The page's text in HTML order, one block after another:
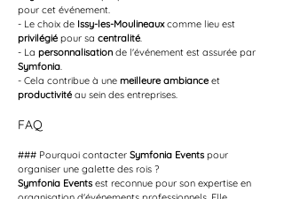
pour cet événement.
- Le choix de Issy-les-Moulineaux comme lieu est
privilégié pour sa centralité.
- La personnalisation de l'événement est assurée par
Symfonia.
- Cela contribue à une meilleure ambiance et
productivité au sein des entreprises.
FAQ
### Pourquoi contacter Symfonia Events pour
organiser une galette des rois ?
Symfonia Events est reconnue pour son expertise en